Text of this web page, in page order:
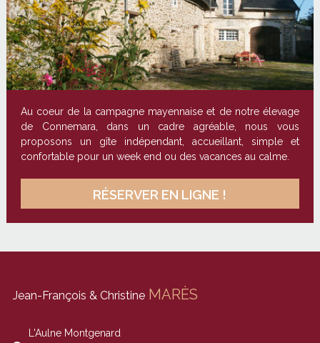
Au coeur de la campagne mayennaise et de notre élevage
de Connemara, dans un cadre agréable, nous vous
proposons un gîte indépendant, accueillant, simple et
confortable pour un week end ou des vacances au calme.
RÉSERVER EN LIGNE !
Jean-François & Christine MARÈS
L'Aulne Montgenard